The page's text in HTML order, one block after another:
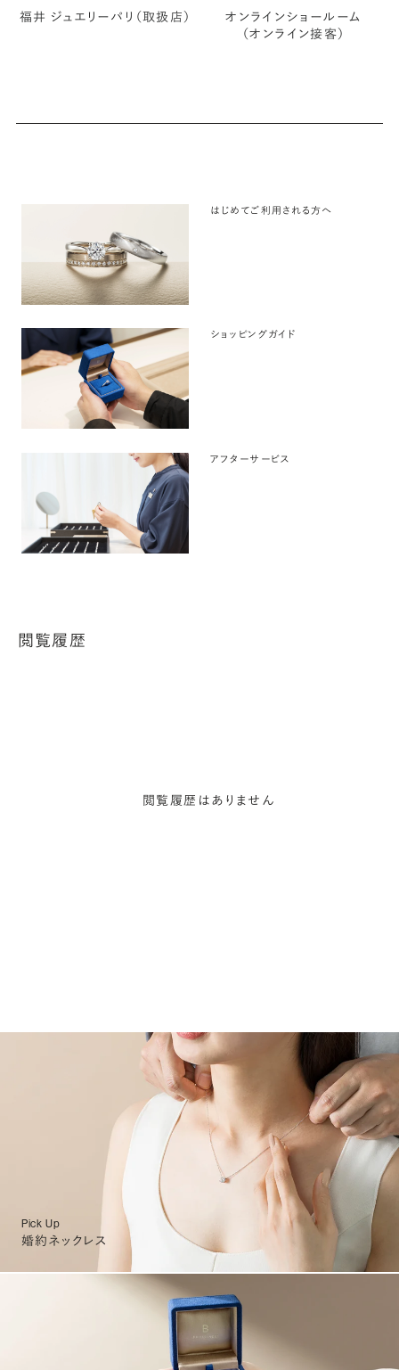
福井 ジュエリーパリ（取扱店）
オンラインショールーム
（オンライン接客）
はじめてご利用される方へ
ショッピングガイド
アフターサービス
閲覧履歴
閲覧履歴はありません
Pick Up
婚約ネックレス